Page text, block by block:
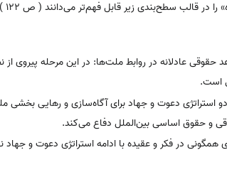
در قالب سطح‌بندی زیر قابل فهم‌تر می‌دانند ( ص ۱۲۲ ).
حقوقی عادلانه در روابط ملت‌ها: در این مرحله پیروی
است.
دو استراتژی دعوت و جهاد برای آگاه‌سازی و رهایی بخشی
و حقوق اساسی بین‌الملل دفاع می‌کند.
در فکر و عقیده با ادامه استراتژی دعوت و جهاد